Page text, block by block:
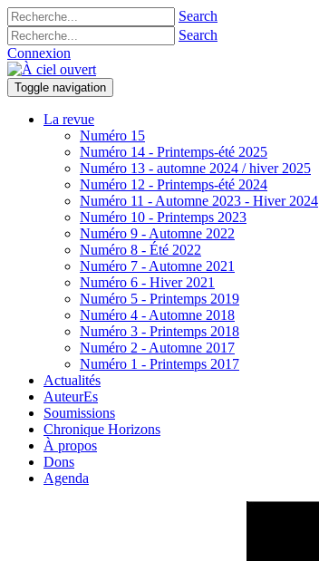
Search
Search
Connexion
Toggle navigation
La revue
Numéro 15
Numéro 14 - Printemps-été 2025
Numéro 13 - automne 2024 / hiver 2025
Numéro 12 - Printemps-été 2024
Numéro 11 - Automne 2023 - Hiver 2024
Numéro 10 - Printemps 2023
Numéro 9 - Automne 2022
Numéro 8 - Été 2022
Numéro 7 - Automne 2021
Numéro 6 - Hiver 2021
Numéro 5 - Printemps 2019
Numéro 4 - Automne 2018
Numéro 3 - Printemps 2018
Numéro 2 - Automne 2017
Numéro 1 - Printemps 2017
Actualités
AuteurEs
Soumissions
Chronique Horizons
À propos
Dons
Agenda